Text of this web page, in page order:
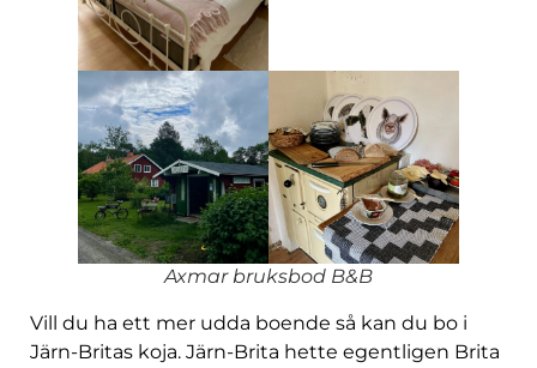
Axmar bruksbod B&B
Vill du ha ett mer udda boende så kan du bo i
Järn-Britas koja. Järn-Brita hette egentligen Brita